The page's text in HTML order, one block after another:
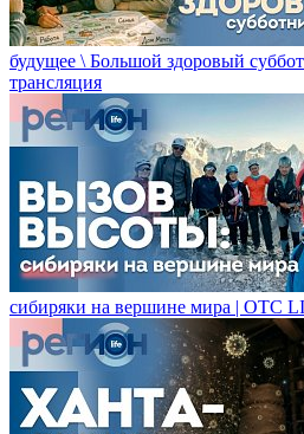
будущее \ Большой здоровый
трансляция
сибиряки на вершине мира | ОТС